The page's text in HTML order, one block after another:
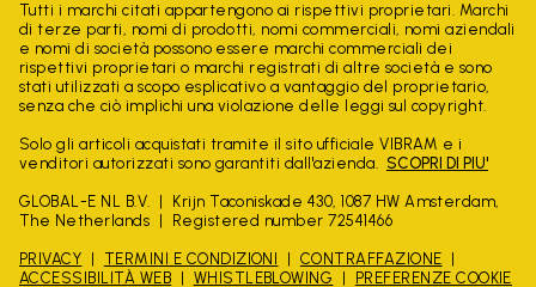
Tutti i marchi citati appartengono ai rispettivi proprietari. Marchi
di terze parti, nomi di prodotti, nomi commerciali, nomi aziendali
e nomi di società possono essere marchi commerciali dei
rispettivi proprietari o marchi registrati di altre società e sono
stati utilizzati a scopo esplicativo a vantaggio del proprietario,
senza che ciò implichi una violazione delle leggi sul copyright.
Solo gli articoli acquistati tramite il sito ufficiale VIBRAM e i
venditori autorizzati sono garantiti dall'azienda. SCOPRI DI PIU'
GLOBAL-E NL B.V.
Krijn Taconiskade 430, 1087 HW Amsterdam,
The Netherlands
Registered number 72541466
PRIVACY TERMINI E CONDIZIONI
CONTRAFFAZIONE
ACCESSIBILITÀ WEB
WHISTLEBLOWING PREFERENZE COOKIE